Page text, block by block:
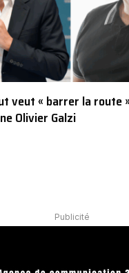
veut « barrer la route
Olivier Galzi
Publicité